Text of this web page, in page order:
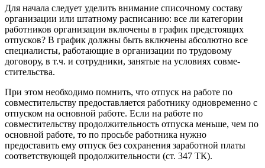
Для начала следует уделить внимание списочному составу
организации или штатному расписанию: все ли категории
работников организации включены в график предстоящих
отпусков? В график должны быть включены абсолютно все
специалисты, работающие в организации по трудовому
договору, в т.ч. и сотрудники, занятые на условиях совме-
стительства.
При этом необходимо помнить, что отпуск на работе по
совместительству предоставляется работнику одновременно с
отпуском на основной работе. Если на работе по
совместительству продолжительность отпуска меньше, чем по
основной работе, то по просьбе работника нужно
предоставить ему отпуск без сохранения заработной платы
соответствующей продолжительности (ст. 347 ТК).